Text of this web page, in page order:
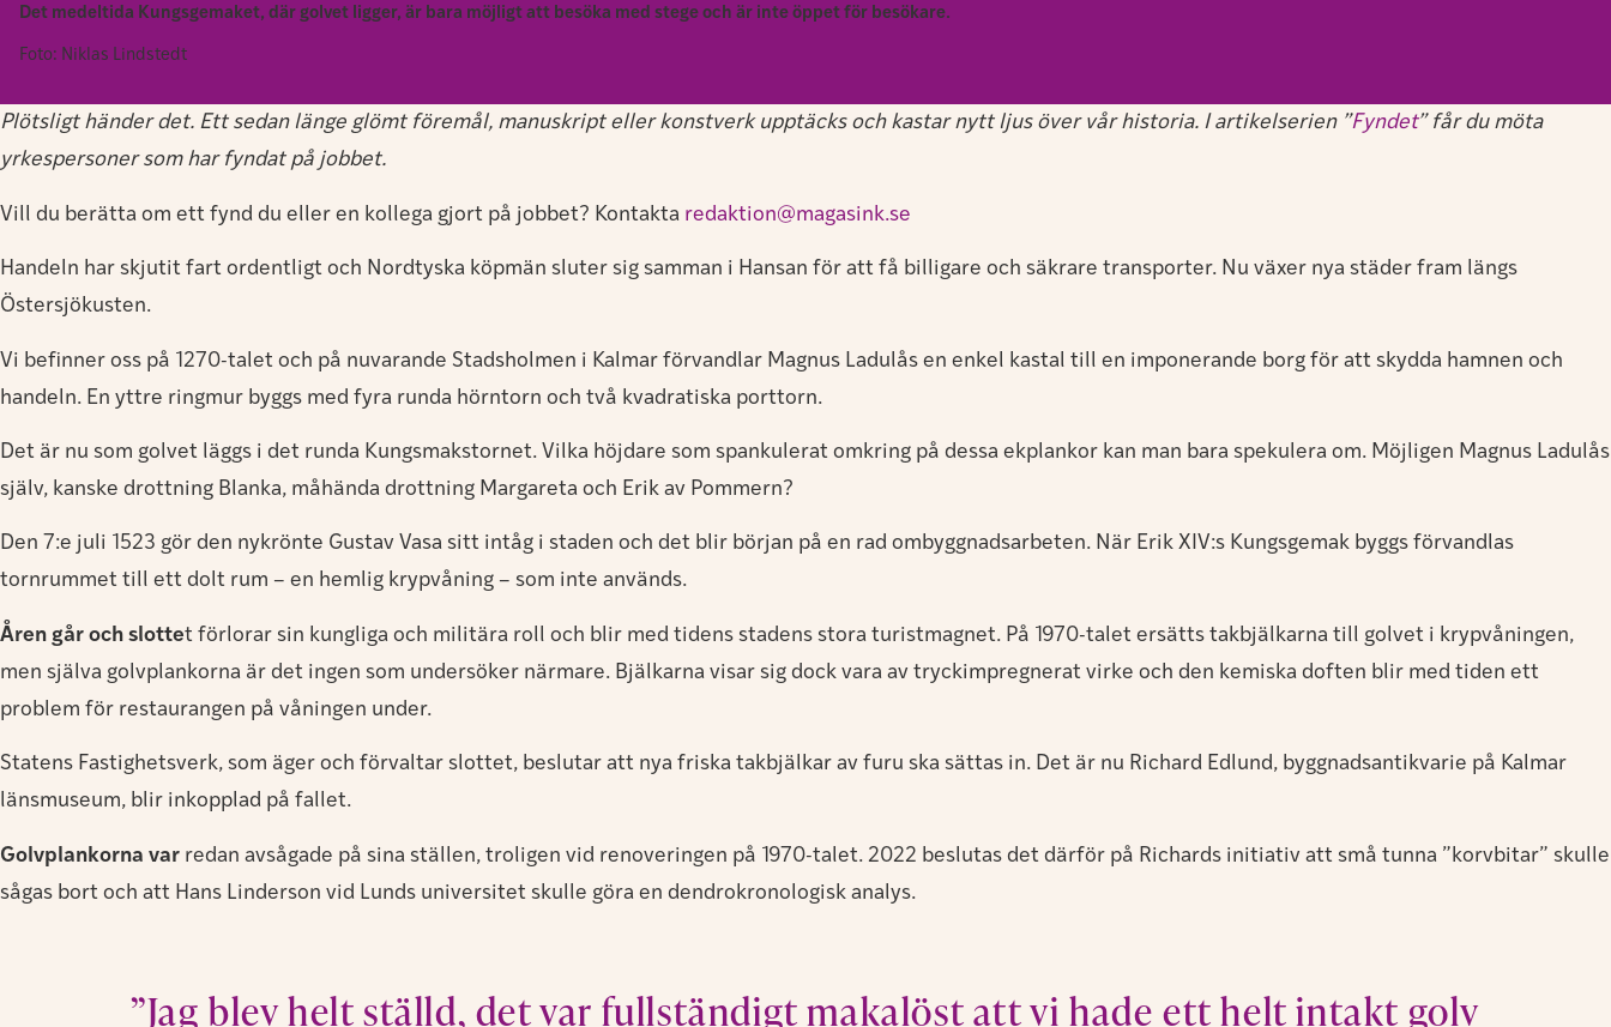
Det medeltida Kungsgemaket, där golvet ligger, är bara möjligt att besöka med stege och är inte öppet för besökare.
Foto: Niklas Lindstedt
Plötsligt händer det. Ett sedan länge glömt föremål, manuskript eller konstverk upptäcks och kastar nytt ljus över vår historia. I artikelserien ”Fyndet” får du möta
yrkespersoner som har fyndat på jobbet.
Vill du berätta om ett fynd du eller en kollega gjort på jobbet? Kontakta redaktion@magasink.se
Handeln har skjutit fart ordentligt och Nordtyska köpmän sluter sig samman i Hansan för att få billigare och säkrare transporter. Nu växer nya städer fram längs
Östersjökusten.
Vi befinner oss på 1270-talet och på nuvarande Stadsholmen i Kalmar förvandlar Magnus Ladulås en enkel kastal till en imponerande borg för att skydda hamnen och
handeln. En yttre ringmur byggs med fyra runda hörntorn och två kvadratiska porttorn.
Det är nu som golvet läggs i det runda Kungsmakstornet. Vilka höjdare som spankulerat omkring på dessa ekplankor kan man bara spekulera om. Möjligen Magnus Ladulås
själv, kanske drottning Blanka, måhända drottning Margareta och Erik av Pommern?
Den 7:e juli 1523 gör den nykrönte Gustav Vasa sitt intåg i staden och det blir början på en rad ombyggnadsarbeten. När Erik XIV:s Kungsgemak byggs förvandlas
tornrummet till ett dolt rum – en hemlig krypvåning – som inte används.
Åren går och slottet förlorar sin kungliga och militära roll och blir med tidens stadens stora turistmagnet. På 1970-talet ersätts takbjälkarna till golvet i krypvåningen,
men själva golvplankorna är det ingen som undersöker närmare. Bjälkarna visar sig dock vara av tryckimpregnerat virke och den kemiska doften blir med tiden ett
problem för restaurangen på våningen under.
Statens Fastighetsverk, som äger och förvaltar slottet, beslutar att nya friska takbjälkar av furu ska sättas in. Det är nu Richard Edlund, byggnadsantikvarie på Kalmar
länsmuseum, blir inkopplad på fallet.
Golvplankorna var redan avsågade på sina ställen, troligen vid renoveringen på 1970-talet. 2022 beslutas det därför på Richards initiativ att små tunna ”korvbitar” skulle
sågas bort och att Hans Linderson vid Lunds universitet skulle göra en dendrokronologisk analys.
”Jag blev helt ställd, det var fullständigt makalöst att vi hade ett helt intakt golv